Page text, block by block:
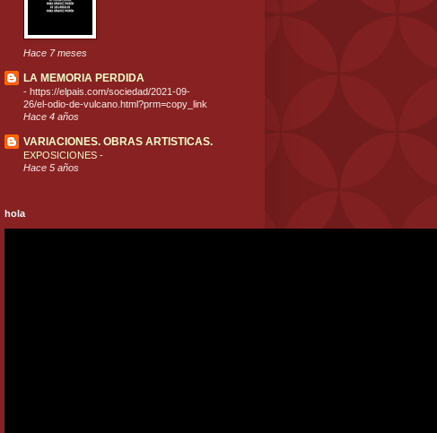
Hace 7 meses
LA MEMORIA PERDIDA
- https://elpais.com/sociedad/2021-09-
26/el-odio-de-vulcano.html?prm=copy_link
Hace 4 años
VARIACIONES. OBRAS ARTISTICAS.
EXPOSICIONES -
Hace 5 años
hola